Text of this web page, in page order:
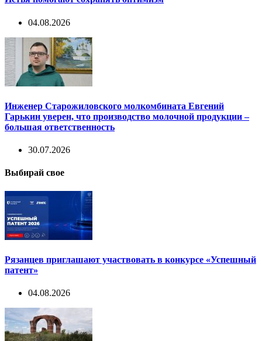
04.08.2026
Инженер Старожиловского молкомбината Евгений
Гарькин уверен, что производство молочной продукции –
большая ответственность
30.07.2026
Выбирай свое
Рязанцев приглашают участвовать в конкурсе «Успешный
патент»
04.08.2026